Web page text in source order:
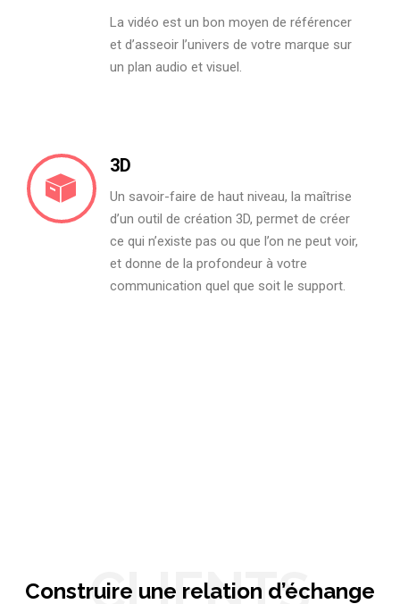
La vidéo est un bon moyen de référencer
et d’asseoir l’univers de votre marque sur
un plan audio et visuel.
3D
Un savoir-faire de haut niveau, la maîtrise
d’un outil de création 3D, permet de créer
ce qui n’existe pas ou que l’on ne peut voir,
et donne de la profondeur à votre
communication quel que soit le support.
CLIENTS
Construire une relation d’échange